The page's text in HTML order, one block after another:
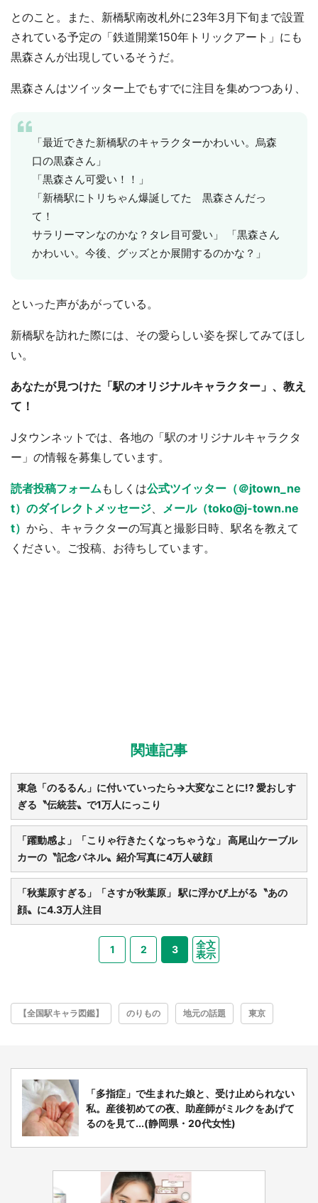
とのこと。また、新橋駅南改札外に23年3月下旬まで設置
されている予定の「鉄道開業150年トリックアート」にも
黒森さんが出現しているそうだ。
黒森さんはツイッター上でもすでに注目を集めつつあり、
「最近できた新橋駅のキャラクターかわいい。烏森
口の黒森さん」
「黒森さん可愛い！！」
「新橋駅にトリちゃん爆誕してた 黒森さんだっ
て！
サラリーマンなのかな？タレ目可愛い」 「黒森さん
かわいい。今後、グッズとか展開するのかな？」
といった声があがっている。
新橋駅を訪れた際には、その愛らしい姿を探してみてほし
い。
あなたが見つけた「駅のオリジナルキャラクター」、教え
て！
Jタウンネットでは、各地の「駅のオリジナルキャラクタ
ー」の情報を募集しています。
読者投稿フォームもしくは公式ツイッター（＠jtown_ne
t）のダイレクトメッセージ、 メール（toko@j-town.ne
t） から、キャラクターの写真と撮影日時、駅名を教えて
ください。ご投稿、お待ちしています。
関連記事
東急「のるるん」に付いていったら→大変なことに!? 愛おしす
ぎる〝伝統芸〟で1万人にっこり
「躍動感よ」「こりゃ行きたくなっちゃうな」 高尾山ケーブル
カーの〝記念パネル〟紹介写真に4万人破顔
「秋葉原すぎる」「さすが秋葉原」 駅に浮かび上がる〝あの
顔〟に4.3万人注目
1 2 3
全文
表示
【全国駅キャラ図鑑】 のりもの 地元の話題 東京
「多指症」で生まれた娘と、受け止められない
私。産後初めての夜、助産師がミルクをあげて
るのを見て...(静岡県・20代女性)